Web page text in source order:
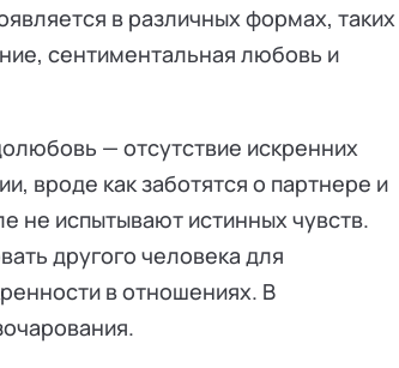
в различных формах, таких
сентиментальная любовь и
— отсутствие искренних
вроде как заботятся о партнере и
не испытывают истинных чувств.
другого человека для
в отношениях. В